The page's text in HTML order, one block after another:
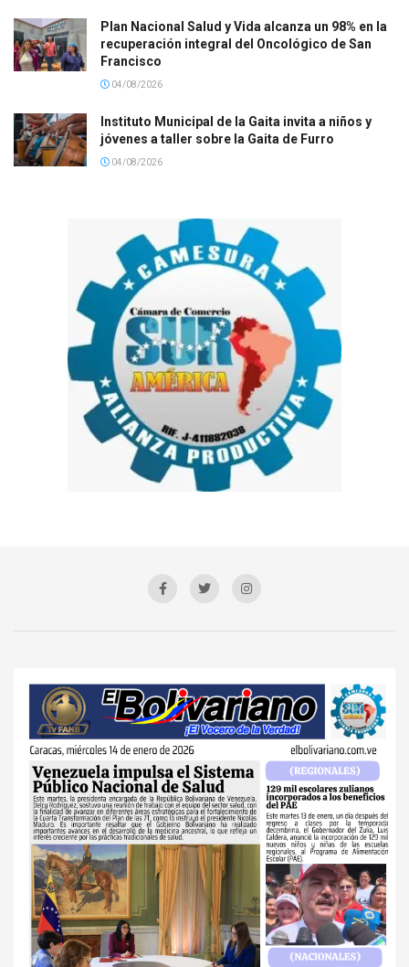
Plan Nacional Salud y Vida alcanza un 98% en la
recuperación integral del Oncológico de San
Francisco
04/08/2026
Instituto Municipal de la Gaita invita a niños y
jóvenes a taller sobre la Gaita de Furro
04/08/2026